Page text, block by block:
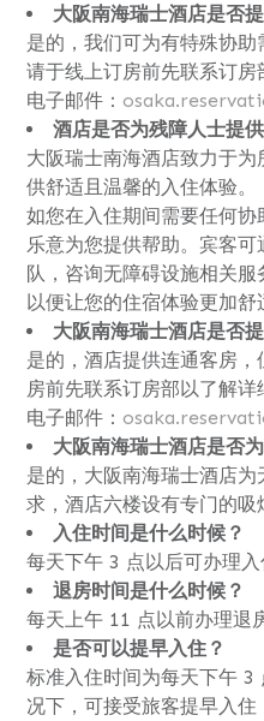
大阪南海瑞士酒店是否
是的，我们可为有特殊协助
请于线上订房前先联系订房
电子邮件：
酒店是否为残障人士提
大阪瑞士南海酒店致力于
供舒适且温馨的入住体验。
如您在入住期间需要任何
乐意为您提供帮助。宾客
队，咨询无障碍设施相关服
以便让您的住宿体验更加舒
大阪南海瑞士酒店是否
是的，酒店提供连通客房
房前先联系订房部以了解详
电子邮件：
大阪南海瑞士酒店是否
是的，大阪南海瑞士酒店
求，酒店六楼设有专门的吸
入住时间是什么时候？
每天下午 3 点以后可办理入
退房时间是什么时候？
每天上午 11 点以前办理退
是否可以提早入住？
标准入住时间为每天下午 3
况下，可接受旅客提早入